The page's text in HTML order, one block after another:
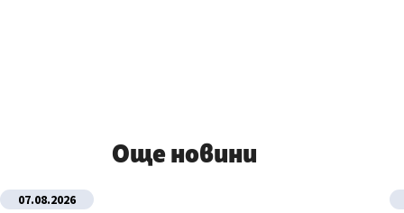
Още новини
07.08.2026